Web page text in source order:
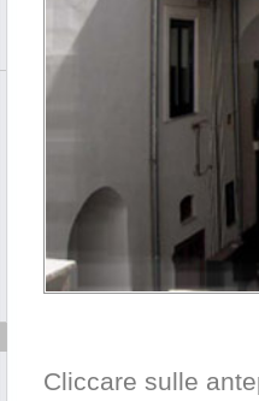
Cliccare sulle